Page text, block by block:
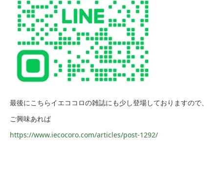
最後にこちらイエココロの雑誌にも少し登場しておりますので、
ご興味あれば
https://www.iecocoro.com/articles/post-1292/